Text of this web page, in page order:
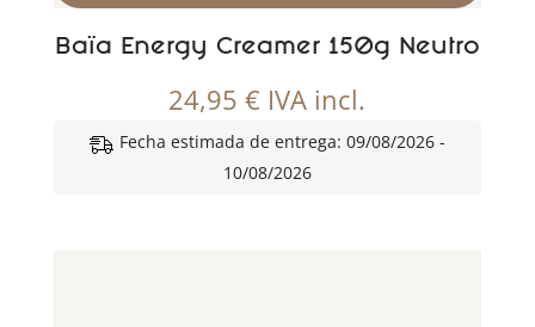
Baïa Energy Creamer 150g Neutro
24,95€ IVA incl.
Fecha estimada de entrega: 09/08/2026 -
10/08/2026